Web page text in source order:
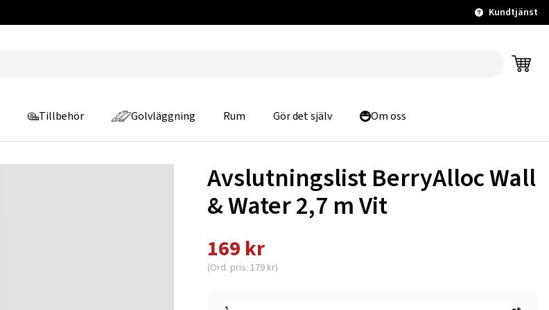
Kundtjänst
Tillbehör Golvläggning Rum Gör det själv Om oss
Avslutningslist BerryAlloc Wall
& Water 2,7 m Vit
169 kr
(Ord. pris: 179 kr)